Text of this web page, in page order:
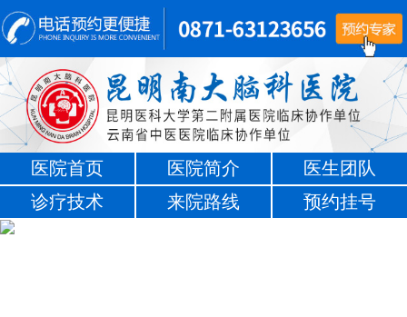
医院首页 医院简介
医生团队
诊疗技术
来院路线 预约挂号